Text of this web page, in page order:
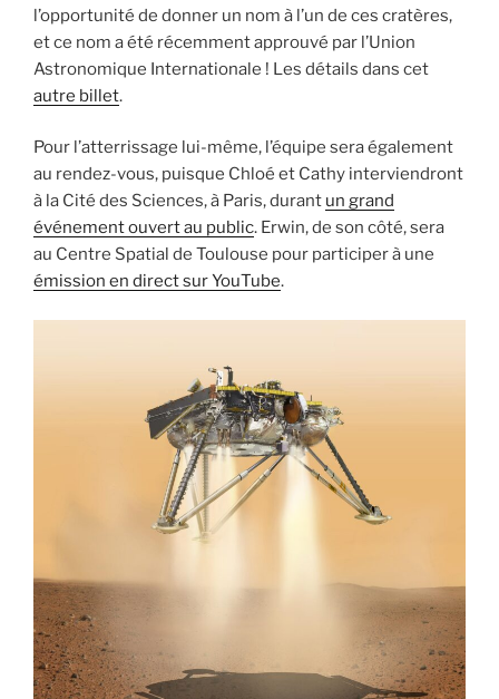
l’opportunité de donner un nom à l’un de ces cratères,
et ce nom a été récemment approuvé par l’Union
Astronomique Internationale ! Les détails dans cet
autre billet.
Pour l’atterrissage lui-même, l’équipe sera également
au rendez-vous, puisque Chloé et Cathy interviendront
à la Cité des Sciences, à Paris, durant un grand
événement ouvert au public. Erwin, de son côté, sera
au Centre Spatial de Toulouse pour participer à une
émission en direct sur YouTube.